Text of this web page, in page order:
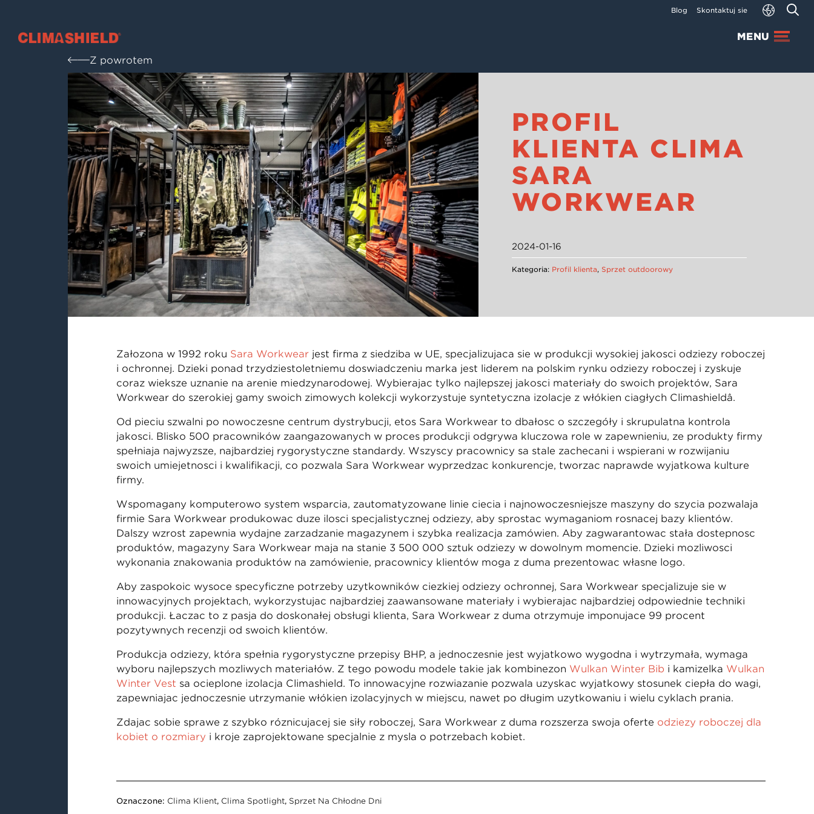
Blog Skontaktuj się
Climashield® MENU
Z powrotem
PROFIL
KLIENTA CLIMA
SARA
WORKWEAR
2024-01-16
Kategoria: Profil klienta, Sprzęt outdoorowy
Założona w 1992 roku Sara Workwearjest firmą z siedzibą w UE, specjalizującą się w produkcji wysokiej jakości odzieży roboczej
i ochronnej. Dzięki ponad trzydziestoletniemu doświadczeniu marka jest liderem na polskim rynku odzieży roboczej i zyskuje
coraz większe uznanie na arenie międzynarodowej. Wybierając tylko najlepszej jakości materiały do swoich projektów, Sara
Workwear do szerokiej gamy swoich zimowych kolekcji wykorzystuje syntetyczną izolację z włókien ciągłych Climashieldâ.
Od pięciu szwalni po nowoczesne centrum dystrybucji, etos Sara Workwear to dbałość o szczegóły i skrupulatna kontrola
jakości. Blisko 500 pracowników zaangażowanych w proces produkcji odgrywa kluczową rolę w zapewnieniu, że produkty firmy
spełniają najwyższe, najbardziej rygorystyczne standardy. Wszyscy pracownicy są stale zachęcani i wspierani w rozwijaniu
swoich umiejętności i kwalifikacji, co pozwala Sara Workwear wyprzedzać konkurencję, tworząc naprawdę wyjątkową kulturę
firmy.
Wspomagany komputerowo system wsparcia, zautomatyzowane linie cięcia i najnowocześniejsze maszyny do szycia pozwalają
firmie Sara Workwear produkować duże ilości specjalistycznej odzieży, aby sprostać wymaganiom rosnącej bazy klientów.
Dalszy wzrost zapewnia wydajne zarządzanie magazynem i szybka realizacja zamówień. Aby zagwarantować stałą dostępność
produktów, magazyny Sara Workwear mają na stanie 3 500 000 sztuk odzieży w dowolnym momencie. Dzięki możliwości
wykonania znakowania produktów na zamówienie, pracownicy klientów mogą z dumą prezentować własne logo.
Aby zaspokoić wysoce specyficzne potrzeby użytkowników ciężkiej odzieży ochronnej, Sara Workwear specjalizuje się w
innowacyjnych projektach, wykorzystując najbardziej zaawansowane materiały i wybierając najbardziej odpowiednie techniki
produkcji. Łącząc to z pasją do doskonałej obsługi klienta, Sara Workwear z dumą otrzymuje imponujące 99 procent
pozytywnych recenzji od swoich klientów.
Produkcja odzieży, która spełnia rygorystyczne przepisy BHP, a jednocześnie jest wyjątkowo wygodna i wytrzymała, wymaga
wyboru najlepszych możliwych materiałów. Z tego powodu modele takie jak kombinezon Wulkan Winter Bib i kamizelka Wulkan
Winter Vest są ocieplone izolacją Climashield. To innowacyjne rozwiązanie pozwala uzyskać wyjątkowy stosunek ciepła do wagi,
zapewniając jednocześnie utrzymanie włókien izolacyjnych w miejscu, nawet po długim użytkowaniu i wielu cyklach prania.
Zdając sobie sprawę z szybko różnicującej się siły roboczej, Sara Workwear z dumą rozszerza swoją ofertę odzieży roboczej dla
kobiet o rozmiary i kroje zaprojektowane specjalnie z myślą o potrzebach kobiet.
Oznaczone: Clima Klient, Clima Spotlight, Sprzęt Na Chłodne Dni